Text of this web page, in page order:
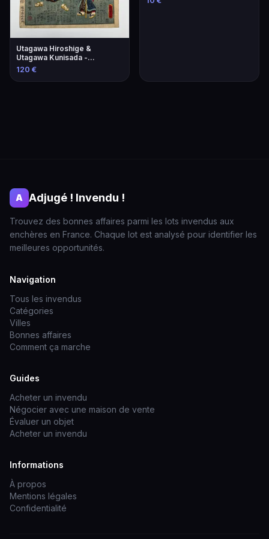
Utagawa Hiroshige &
Utagawa Kunisada -
Estampes Japonaises
120 €
A Adjugé ! Invendu !
Trouvez des bonnes affaires parmi les lots invendus aux
enchères en France. Chaque lot est analysé pour identifier les
meilleures opportunités.
Navigation
Tous les invendus
Catégories
Villes
Bonnes affaires
Comment ça marche
Guides
Acheter un invendu
Négocier avec une maison de vente
Évaluer un objet
Acheter un invendu
Informations
À propos
Mentions légales
Confidentialité